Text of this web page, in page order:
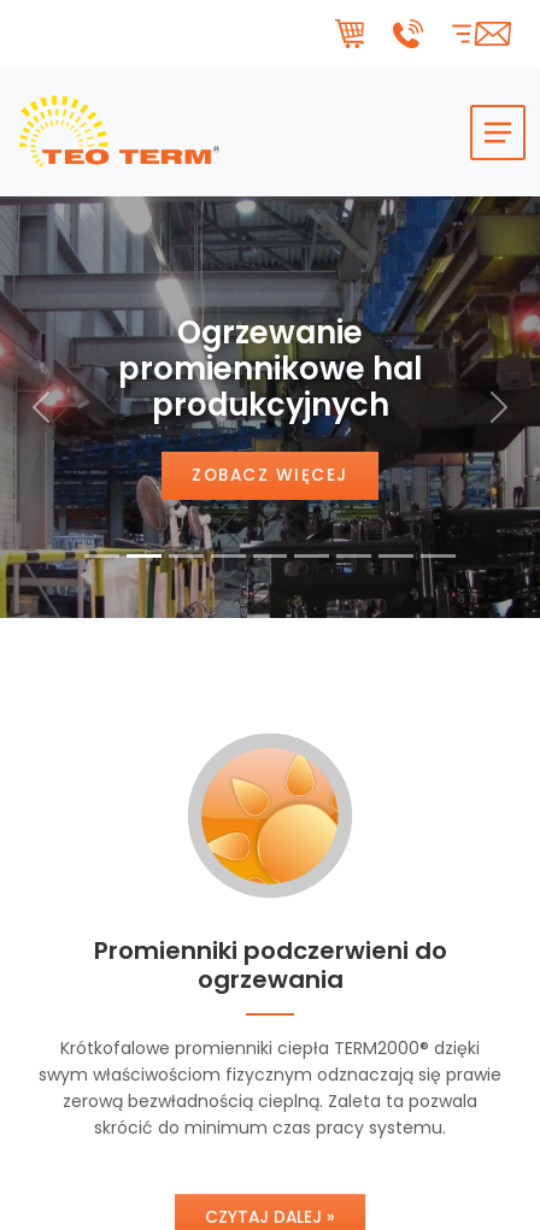
Ogrzewanie
promiennikowe hal
produkcyjnych
ZOBACZ WIĘCEJ
Poprzedni
Promienniki podczerwieni do
ogrzewania
Krótkofalowe promienniki ciepła TERM2000® dzięki
swym właściwościom fizycznym odznaczają się prawie
zerową bezwładnością cieplną. Zaleta ta pozwala
skrócić do minimum czas pracy systemu.
CZYTAJ DALEJ »